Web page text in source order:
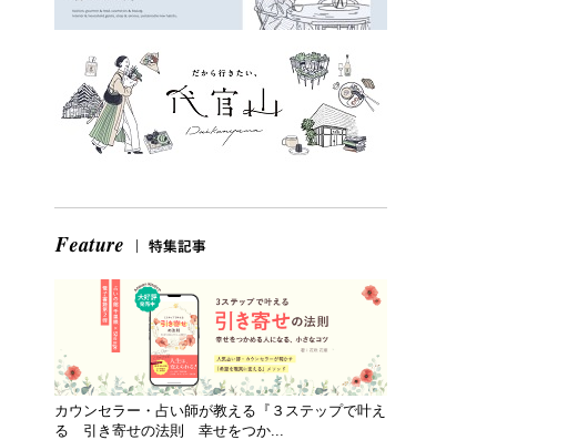
カウンセラー・占い師が教える『３ステップで叶え
る 引き寄せの法則 幸せをつか...